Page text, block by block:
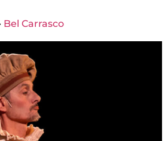
Bel Carrasco